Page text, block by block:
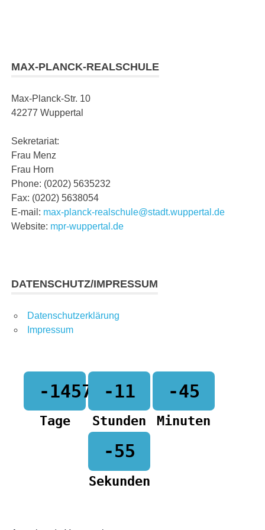
MAX-PLANCK-REALSCHULE
Max-Planck-Str. 10
42277 Wuppertal
Sekretariat:
Frau Menz
Frau Horn
Phone: (0202) 5635232
Fax: (0202) 5638054
E-mail: max-planck-realschule@stadt.wuppertal.de
Website: mpr-wuppertal.de
DATENSCHUTZ/IMPRESSUM
Datenschutzerklärung
Impressum
-1457
Tage
-11
Stunden
-45
Minuten
-55
Sekunden